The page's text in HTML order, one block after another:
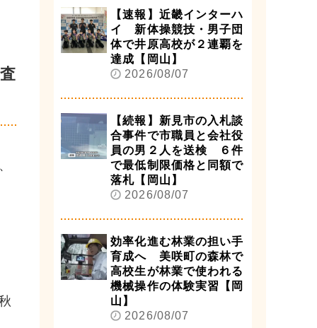
【速報】近畿インターハ
イ 新体操競技・男子団
体で井原高校が２連覇を
達成【岡山】
2026/08/07
【続報】新見市の入札談
合事件で市職員と会社役
員の男２人を送検 ６件
で最低制限価格と同額で
落札【岡山】
2026/08/07
効率化進む林業の担い手
育成へ 美咲町の森林で
高校生が林業で使われる
機械操作の体験実習【岡
山】
2026/08/07